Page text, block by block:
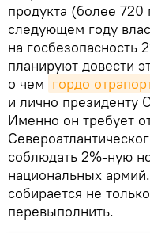
продукта (более
следующем году
на госбезопасность
планируют довести
о чем гордо
и лично президенту
Именно он требует
соблюдать 2%-ную
национальных
собирается не
перевыполнить.